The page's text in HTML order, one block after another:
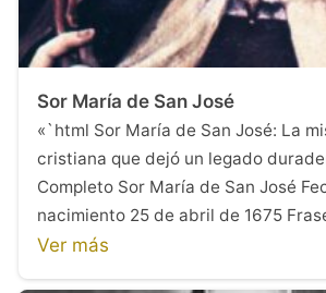
Sor María de San José
«`html Sor María de San José: La
cristiana que dejó un legado
Completo Sor María de San José
nacimiento 25 de abril de 1675
Ver más